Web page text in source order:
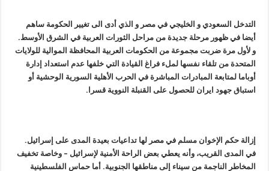
التدخل السعودي و الخليجي في مصر و الذي أدى الى تغيير الحكومة ساهم
أيضا في ظهور مرحلة جديدة من مراحل الثورات العربية في الشرق الأوسط.
و لأول مرة ضربت مجموعة من الحكومات العربية المحافظة الموالية للولايات
المتحدة من تلقاء نفسها لملء فراغ القيادة التي خلفها عدم استعداد إدارة
أوباما لمتابعة المبادرات المباشرة في الحرب الأهلية السورية الوحشية أو
استباق جهود ايران للحصول على القنبلة النووية قسرا.
إزالة حكم الإخوان مسلم في مصر لها تداعيات بعيدة المدى على إسرائيل.
في المدى القريب، وأنه يعطي بعض الراحة الأمنية لإسرائيل – وخاصة تخفيف
المخاطر الناجمة من سيناء إلى مناطقها الجنوبية. أما حماس الفلسطينية